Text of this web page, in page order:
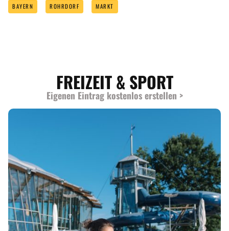
BAYERN ROHRDORF MARKT
FREIZEIT & SPORT
Eigenen Eintrag kostenlos erstellen >